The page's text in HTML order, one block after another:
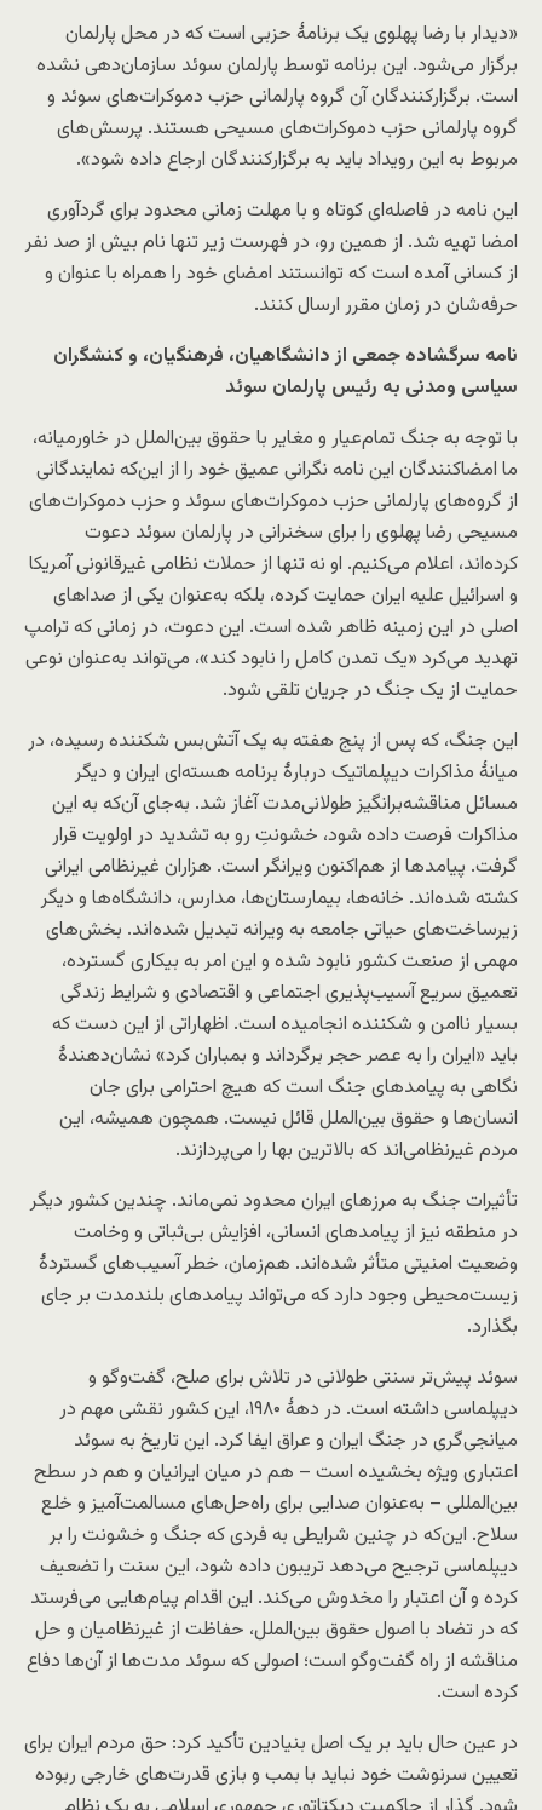
«دیدار با رضا پهلوی یک برنامهٔ حزبی است که در محل پارلمان
برگزار می‌شود. این برنامه توسط پارلمان سوئد سازمان‌دهی نشده
است. برگزارکنندگان آن گروه پارلمانی حزب دموکرات‌های سوئد و
گروه پارلمانی حزب دموکرات‌های مسیحی هستند. پرسش‌های
مربوط به این رویداد باید به برگزارکنندگان ارجاع داده شود».
این نامه در فاصله‌ای کوتاه و با مهلت زمانی محدود برای گردآوری
امضا تهیه شد. از همین رو، در فهرست زیر تنها نام بیش از صد نفر
از کسانی آمده است که توانستند امضای خود را همراه با عنوان و
حرفه‌شان در زمان مقرر ارسال کنند.
نامه سرگشاده جمعی از دانشگاهیان، فرهنگیان، و کنشگران
سیاسی ومدنی به رئیس پارلمان سوئد
با توجه به جنگ تمام‌عیار و مغایر با حقوق بین‌الملل در خاورمیانه،
ما امضاکنندگان این نامه نگرانی عمیق خود را از این‌که نمایندگانی
از گروه‌های پارلمانی حزب دموکرات‌های سوئد و حزب دموکرات‌های
مسیحی رضا پهلوی را برای سخنرانی در پارلمان سوئد دعوت
کرده‌اند، اعلام می‌کنیم. او نه تنها از حملات نظامی غیرقانونی آمریکا
و اسرائیل علیه ایران حمایت کرده، بلکه به‌عنوان یکی از صداهای
اصلی در این زمینه ظاهر شده است. این دعوت، در زمانی که ترامپ
تهدید می‌کرد «یک تمدن کامل را نابود کند»، می‌تواند به‌عنوان نوعی
حمایت از یک جنگ در جریان تلقی شود.
این جنگ، که پس از پنج هفته به یک آتش‌بس شکننده رسیده، در
میانهٔ مذاکرات دیپلماتیک دربارهٔ برنامه هسته‌ای ایران و دیگر
مسائل مناقشه‌برانگیز طولانی‌مدت آغاز شد. به‌جای آن‌که به این
مذاکرات فرصت داده شود، خشونتِ رو به تشدید در اولویت قرار
گرفت. پیامدها از هم‌اکنون ویرانگر است. هزاران غیرنظامی ایرانی
کشته شده‌اند. خانه‌ها، بیمارستان‌ها، مدارس، دانشگاه‌ها و دیگر
زیرساخت‌های حیاتی جامعه به ویرانه تبدیل شده‌اند. بخش‌های
مهمی از صنعت کشور نابود شده و این امر به بیکاری گسترده،
تعمیق سریع آسیب‌پذیری اجتماعی و اقتصادی و شرایط زندگی
بسیار ناامن و شکننده انجامیده است. اظهاراتی از این دست که
باید «ایران را به عصر حجر برگرداند و بمباران کرد» نشان‌دهندهٔ
نگاهی به پیامدهای جنگ است که هیچ احترامی برای جان
انسان‌ها و حقوق بین‌الملل قائل نیست. همچون همیشه، این
مردم غیرنظامی‌اند که بالاترین بها را می‌پردازند.
تأثیرات جنگ به مرزهای ایران محدود نمی‌ماند. چندین کشور دیگر
در منطقه نیز از پیامدهای انسانی، افزایش بی‌ثباتی و وخامت
وضعیت امنیتی متأثر شده‌اند. هم‌زمان، خطر آسیب‌های گستردهٔ
زیست‌محیطی وجود دارد که می‌تواند پیامدهای بلندمدت بر جای
بگذارد.
سوئد پیش‌تر سنتی طولانی در تلاش برای صلح، گفت‌وگو و
دیپلماسی داشته است. در دههٔ ۱۹۸۰، این کشور نقشی مهم در
میانجی‌گری در جنگ ایران و عراق ایفا کرد. این تاریخ به سوئد
اعتباری ویژه بخشیده است – هم در میان ایرانیان و هم در سطح
بین‌المللی – به‌عنوان صدایی برای راه‌حل‌های مسالمت‌آمیز و خلع
سلاح. این‌که در چنین شرایطی به فردی که جنگ و خشونت را بر
دیپلماسی ترجیح می‌دهد تریبون داده شود، این سنت را تضعیف
کرده و آن اعتبار را مخدوش می‌کند. این اقدام پیام‌هایی می‌فرستد
که در تضاد با اصول حقوق بین‌الملل، حفاظت از غیرنظامیان و حل
مناقشه از راه گفت‌وگو است؛ اصولی که سوئد مدت‌ها از آن‌ها دفاع
کرده است.
در عین حال باید بر یک اصل بنیادین تأکید کرد: حق مردم ایران برای
تعیین سرنوشت خود نباید با بمب و بازی قدرت‌های خارجی ربوده